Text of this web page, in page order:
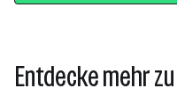
Entdecke mehr